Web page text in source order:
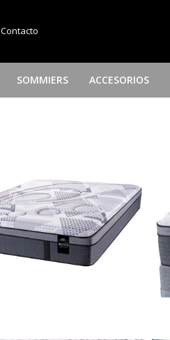
SOMMIERS ACCESORIOS
Contacto